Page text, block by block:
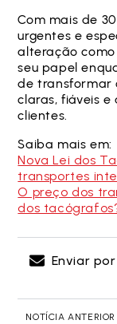
Com mais de
urgentes e
alteração
seu papel
de transformar
claras, fiáveis
clientes.
Saiba mais em:
Nova Lei dos
transportes
O preço dos
dos
Enviar
NOTÍCIA ANTERIOR